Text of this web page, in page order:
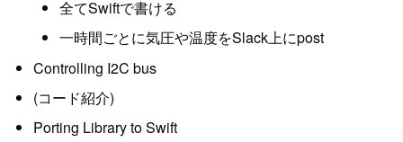
全てSwiftで書ける
一時間ごとに気圧や温度をSlack上にpost
Controlling I2C bus
(コード紹介)
Porting Library to Swift